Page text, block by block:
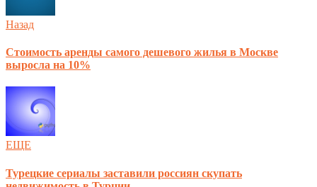
Назад
Стоимость аренды самого дешевого жилья в Москве
выросла на 10%
ЕЩЕ
Турецкие сериалы заставили россиян скупать